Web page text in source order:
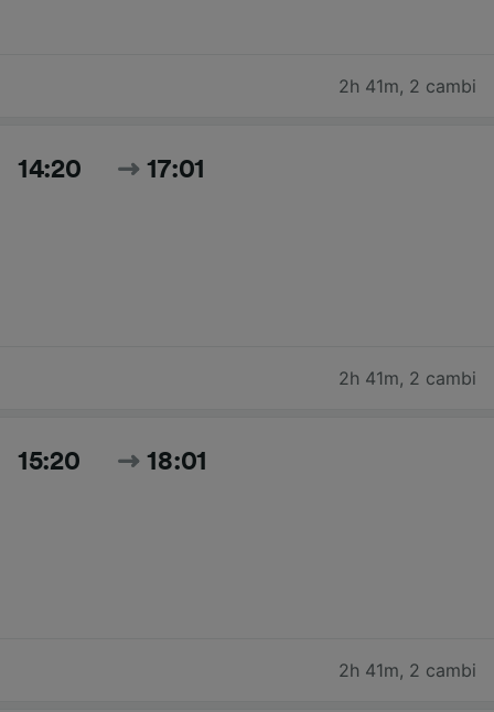
2h 41m, 2 cambi
14:20 17:01
2h 41m, 2 cambi
15:20 18:01
2h 41m, 2 cambi